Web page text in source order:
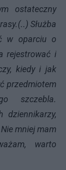
ostateczny
Służba
w oparciu o
rejestrować i
kiedy i jak
przedmiotem
szczebla.
dziennikarzy,
mniej mam
warto